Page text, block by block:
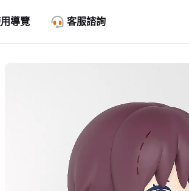
導覽 客服諮詢